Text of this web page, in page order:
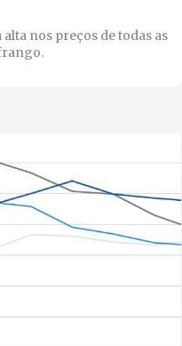
nos preços de todas as